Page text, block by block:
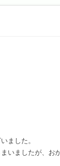
ました。
いましたが、お